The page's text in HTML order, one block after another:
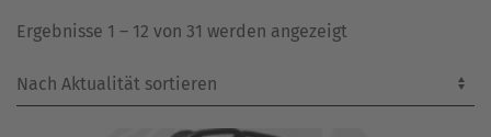
Ergebnisse 1 – 12 von 31 werden angezeigt